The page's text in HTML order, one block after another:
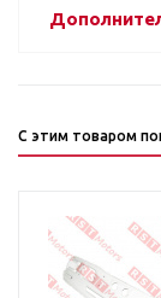
С этим товаром